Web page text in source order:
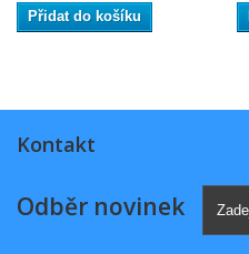
Přidat do košíku
Kontakt
Odběr novinek